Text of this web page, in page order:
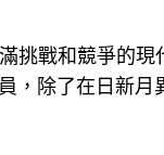
挑戰和競爭的
，除了在日新月